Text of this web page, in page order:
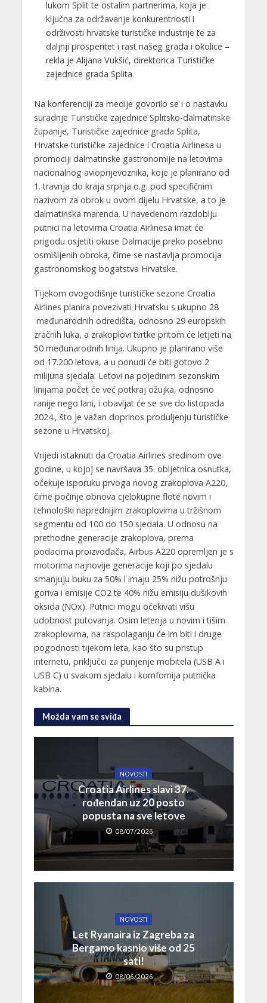
lukom Split te ostalim partnerima, koja je
ključna za održavanje konkurentnosti i
održivosti hrvatske turističke industrije te za
daljnji prosperitet i rast našeg grada i okolice –
rekla je Alijana Vukšić, direktorica Turističke
zajednice grada Splita.
Na konferenciji za medije govorilo se i o nastavku
suradnje Turističke zajednice Splitsko-dalmatinske
županije, Turističke zajednice grada Splita,
Hrvatske turističke zajednice i Croatia Airlinesa u
promociji dalmatinske gastronomije na letovima
nacionalnog avioprijevoznika, koje je planirano od
1. travnja do kraja srpnja o.g. pod specifičnim
nazivom za obrok u ovom dijelu Hrvatske, a to je
dalmatinska marenda. U navedenom razdoblju
putnici na letovima Croatia Airlinesa imat će
prigodu osjetiti okuse Dalmacije preko posebno
osmišljenih obroka, čime se nastavlja promocija
gastronomskog bogatstva Hrvatske.
Tijekom ovogodišnje turističke sezone Croatia
Airlines planira povezivati Hrvatsku s ukupno 28
međunarodnih odredišta, odnosno 29 europskih
zračnih luka, a zrakoplovi tvrtke pritom će letjeti na
50 međunarodnih linija. Ukupno je planirano više
od 17.200 letova, a u ponudi će biti gotovo 2
milijuna sjedala. Letovi na pojedinim sezonskim
linijama počet će već potkraj ožujka, odnosno
ranije nego lani, i obavljat će se sve do listopada
2024., što je važan doprinos produljenju turističke
sezone u Hrvatskoj.
Vrijedi istaknuti da Croatia Airlines sredinom ove
godine, u kojoj se navršava 35. obljetnica osnutka,
očekuje isporuku prvoga novog zrakoplova A220,
čime počinje obnova cjelokupne flote novim i
tehnološki naprednijim zrakoplovima u tržišnom
segmentu od 100 do 150 sjedala. U odnosu na
prethodne generacije zrakoplova, prema
podacima proizvođača, Airbus A220 opremljen je s
motorima najnovije generacije koji po sjedalu
smanjuju buku za 50% i imaju 25% nižu potrošnju
goriva i emisije CO2 te 40% nižu emisiju dušikovih
oksida (NOx). Putnici mogu očekivati višu
udobnost putovanja. Osim letenja u novim i tišim
zrakoplovima, na raspolaganju će im biti i druge
pogodnosti tijekom leta, kao što su pristup
internetu, priključci za punjenje mobitela (USB A i
USB C) u svakom sjedalu i komfornija putnička
kabina.
Možda vam se sviđa
NOVOSTI
Croatia Airlines slavi 37.
rođendan uz 20 posto
popusta na sve letove
08/07/2026
NOVOSTI
Let Ryanaira iz Zagreba za
Bergamo kasnio više od 25
sati!
08/06/2026